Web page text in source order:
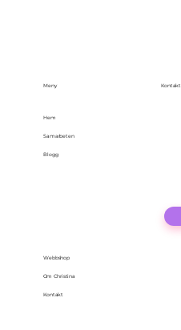
Meny
Hem
Samarbeten
Blogg
Webbshop
Om Christina
Kontakt